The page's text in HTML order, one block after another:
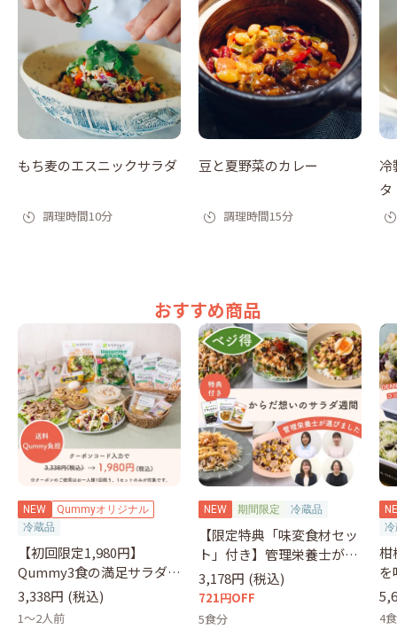
もち麦のエスニックサラダ
調理時間10分
豆と夏野菜のカレー
調理時間15分
冷
タ
おすすめ商品
NEW
Qummyオリジナル
冷蔵品
【初回限定1,980円】
Qummy3食の満足サラダセ
ット（クーポンコード：
otameshi）
3,338円 (税込)
1～2人前
NEW 期間限定 冷蔵品
【限定特典「味変食材セッ
ト」付き】管理栄養士が選
ぶサラダ
3,178円 (税込)
721円OFF
5食分
柑
を
&
4